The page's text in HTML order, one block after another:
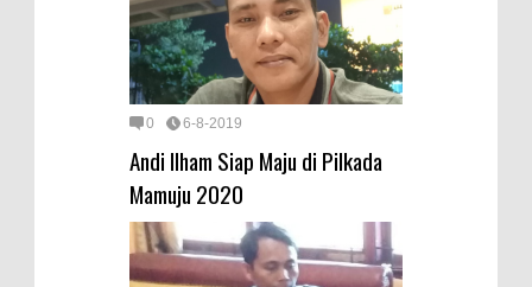
0 6-8-2019
Andi Ilham Siap Maju di Pilkada
Mamuju 2020